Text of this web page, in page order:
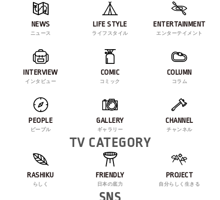
NEWS
ニュース
LIFE STYLE
ライフスタイル
ENTERTAINMENT
エンターテイメント
INTERVIEW
インタビュー
COMIC
コミック
COLUMN
コラム
PEOPLE
ピープル
GALLERY
ギャラリー
CHANNEL
チャンネル
TV CATEGORY
RASHIKU
らしく
FRIENDLY
日本の底力
PROJECT
自分らしく生きる